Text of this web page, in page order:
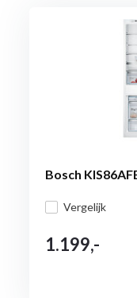
Bosch
Vergelijk
1.199,-